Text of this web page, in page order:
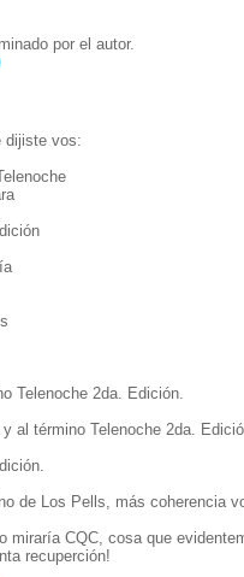
por el autor.
dijiste vos:
Telenoche 2da. Edición.
al término Telenoche 2da.
de Los Pells, más coherencia
miraría CQC, cosa que
recuperción!